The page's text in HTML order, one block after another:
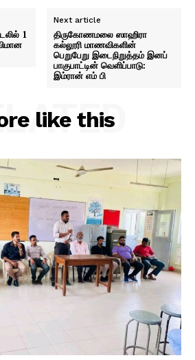
1
Next article
திருகோணமலை ஸாஹிரா
கல்லூரி மாணவிகளின்
பெறுபேறு இடைநிறுத்தம் இனப்
பாகுபாட்டின் வெளிப்பாடு:
இம்ரான் எம் பி
like this